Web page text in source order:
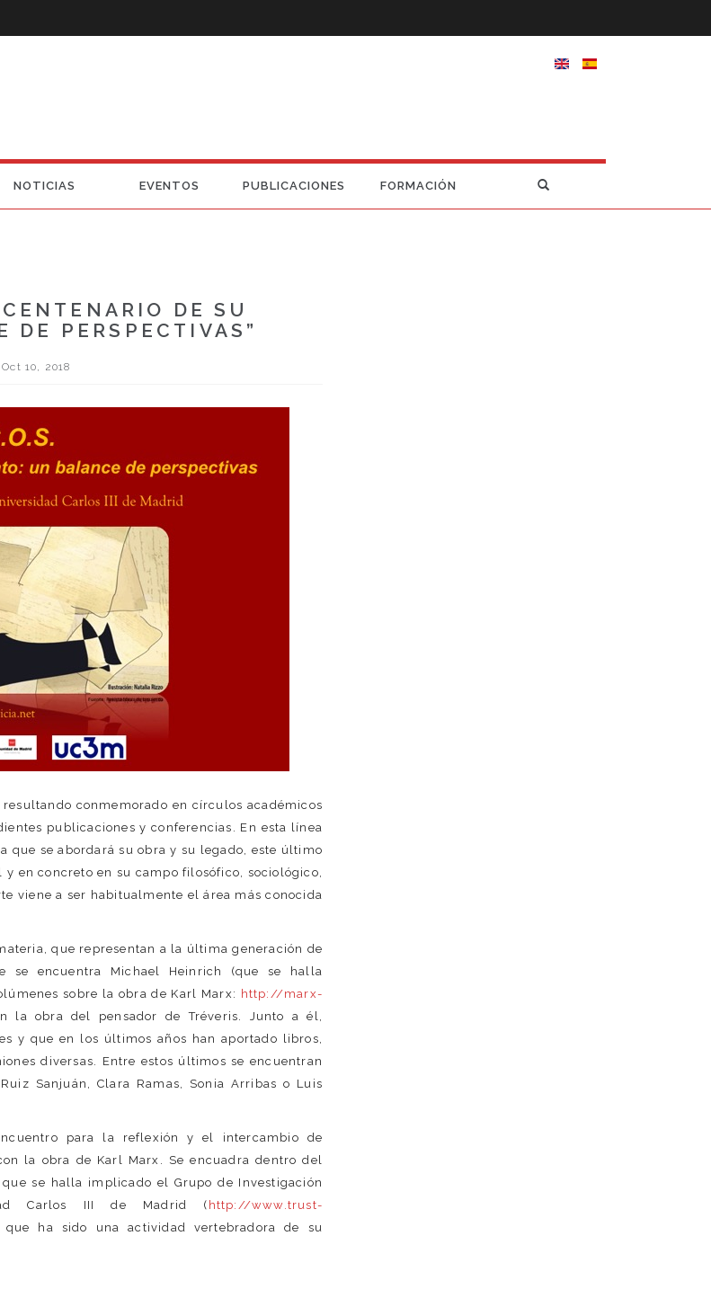
NOTICIAS EVENTOS PUBLICACIONES FORMACIÓN
DE SU
PERSPECTIVAS”
10, 2018
conmemorado en círculos académicos
publicaciones y conferencias. En esta línea
que se abordará su obra y su legado, este último
en concreto en su campo filosófico, sociológico,
viene a ser habitualmente el área más conocida
que representan a la última generación de
se encuentra Michael Heinrich (que se halla
sobre la obra de Karl Marx: http://marx-
la obra del pensador de Tréveris. Junto a él,
y que en los últimos años han aportado libros,
diversas. Entre estos últimos se encuentran
Sanjuán, Clara Ramas, Sonia Arribas o Luis
para la reflexión y el intercambio de
la obra de Karl Marx. Se encuadra dentro del
que se halla implicado el Grupo de Investigación
Carlos III de Madrid ( http://www.trust-
ha sido una actividad vertebradora de su